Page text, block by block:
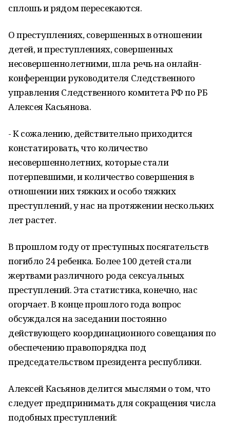
сплошь и рядом пересекаются.
О преступлениях, совершенных в отношении
детей, и преступлениях, совершенных
несовершеннолетними, шла речь на онлайн-
конференции руководителя Следственного
управления Следственного комитета РФ по РБ
Алексея Касьянова.
- К сожалению, действительно приходится
констатировать, что количество
несовершеннолетних, которые стали
потерпевшими, и количество совершения в
отношении них тяжких и особо тяжких
преступлений, у нас на протяжении нескольких
лет растет.
В прошлом году от преступных посягательств
погибло 24 ребенка. Более 100 детей стали
жертвами различного рода сексуальных
преступлений. Эта статистика, конечно, нас
огорчает. В конце прошлого года вопрос
обсуждался на заседании постоянно
действующего координационного совещания по
обеспечению правопорядка под
председательством президента республики.
Алексей Касьянов делится мыслями о том, что
следует предпринимать для сокращения числа
подобных преступлений: